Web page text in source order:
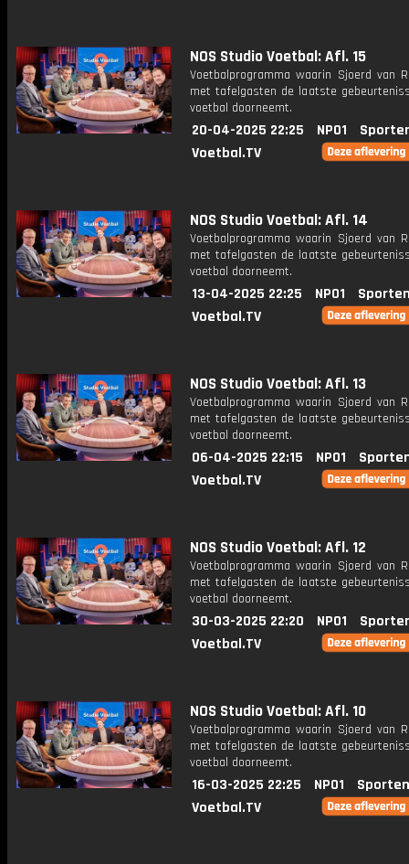
NOS Studio Voetbal: Afl. 15
Voetbalprogramma waarin Sjoerd van
met tafelgasten de laatste
voetbal doorneemt.
20-04-2025 22:25 NPO1
Voetbal.TV
NOS Studio Voetbal: Afl. 14
Voetbalprogramma waarin Sjoerd van
met tafelgasten de laatste
voetbal doorneemt.
13-04-2025 22:25 NPO1
Voetbal.TV
NOS Studio Voetbal: Afl. 13
Voetbalprogramma waarin Sjoerd van
met tafelgasten de laatste
voetbal doorneemt.
06-04-2025 22:15 NPO1
Voetbal.TV
NOS Studio Voetbal: Afl. 12
Voetbalprogramma waarin Sjoerd van
met tafelgasten de laatste
voetbal doorneemt.
30-03-2025 22:20 NPO1
Voetbal.TV
NOS Studio Voetbal: Afl. 10
Voetbalprogramma waarin Sjoerd van
met tafelgasten de laatste
voetbal doorneemt.
16-03-2025 22:25 NPO1
Voetbal.TV